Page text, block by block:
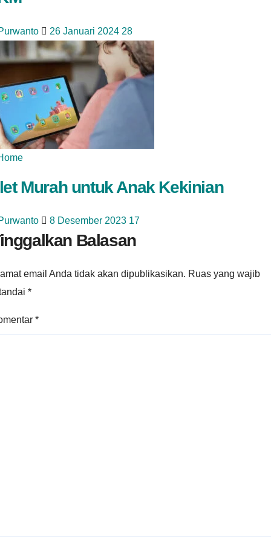
26 Januari 2024 28
Murah untuk Anak Kekinian
8 Desember 2023 17
Balasan
email Anda tidak akan dipublikasikan. Ruas yang wajib
*
*